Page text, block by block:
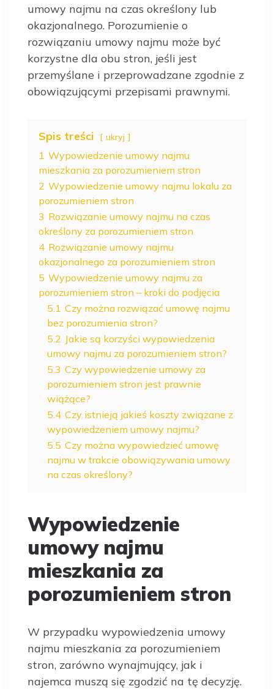
umowy najmu na czas określony lub
okazjonalnego. Porozumienie o
rozwiązaniu umowy najmu może być
korzystne dla obu stron, jeśli jest
przemyślane i przeprowadzane zgodnie z
obowiązującymi przepisami prawnymi.
Spis treści ukryj
1 Wypowiedzenie umowy najmu
mieszkania za porozumieniem stron
2 Wypowiedzenie umowy najmu lokalu za
porozumieniem stron
3 Rozwiązanie umowy najmu na czas
określony za porozumieniem stron
4 Rozwiązanie umowy najmu
okazjonalnego za porozumieniem stron
5 Wypowiedzenie umowy najmu za
porozumieniem stron – kroki do podjęcia
5.1 Czy można rozwiązać umowę najmu
bez porozumienia stron?
5.2 Jakie są korzyści wypowiedzenia
umowy najmu za porozumieniem stron?
5.3 Czy wypowiedzenie umowy za
porozumieniem stron jest prawnie
wiążące?
5.4 Czy istnieją jakieś koszty związane z
wypowiedzeniem umowy najmu?
5.5 Czy można wypowiedzieć umowę
najmu w trakcie obowiązywania umowy
na czas określony?
Wypowiedzenie
umowy najmu
mieszkania za
porozumieniem stron
W przypadku wypowiedzenia umowy
najmu mieszkania za porozumieniem
stron, zarówno wynajmujący, jak i
najemca muszą się zgodzić na tę decyzję.